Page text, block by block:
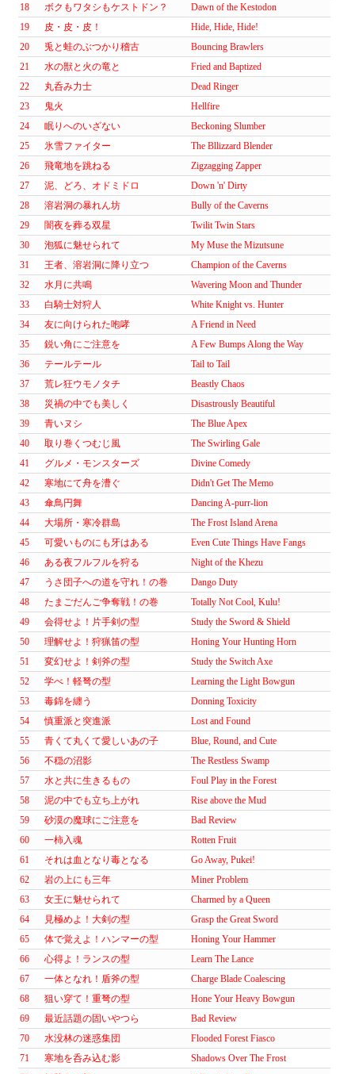
18
ボクもワタシもケストドン？
Dawn of the Kestodon
19
皮・皮・皮！
Hide, Hide, Hide!
20
兎と蛙のぶつかり稽古
Bouncing Brawlers
21
水の獣と火の竜と
Fried and Baptized
22
丸呑み力士
Dead Ringer
23
鬼火
Hellfire
24
眠りへのいざない
Beckoning Slumber
25
氷雪ファイター
The Bllizzard Blender
26
飛竜地を跳ねる
Zigzagging Zapper
27
泥、どろ、オドミドロ
Down 'n' Dirty
28
溶岩洞の暴れん坊
Bully of the Caverns
29
闇夜を葬る双星
Twilit Twin Stars
30
泡狐に魅せられて
My Muse the Mizutsune
31
王者、溶岩洞に降り立つ
Champion of the Caverns
32
水月に共鳴
Wavering Moon and Thunder
33
白騎士対狩人
White Knight vs. Hunter
34
友に向けられた咆哮
A Friend in Need
35
鋭い角にご注意を
A Few Bumps Along the Way
36
テールテール
Tail to Tail
37
荒レ狂ウモノタチ
Beastly Chaos
38
災禍の中でも美しく
Disastrously Beautiful
39
青いヌシ
The Blue Apex
40
取り巻くつむじ風
The Swirling Gale
41
グルメ・モンスターズ
Divine Comedy
42
寒地にて舟を漕ぐ
Didn't Get The Memo
43
傘鳥円舞
Dancing A-purr-lion
44
大場所・寒冷群島
The Frost Island Arena
45
可愛いものにも牙はある
Even Cute Things Have Fangs
46
ある夜フルフルを狩る
Night of the Khezu
47
うさ団子への道を守れ！の巻
Dango Duty
48
たまごだんご争奪戦！の巻
Totally Not Cool, Kulu!
49
会得せよ！片手剣の型
Study the Sword & Shield
50
理解せよ！狩猟笛の型
Honing Your Hunting Horn
51
変幻せよ！剣斧の型
Study the Switch Axe
52
学べ！軽弩の型
Learning the Light Bowgun
53
毒錦を纏う
Donning Toxicity
54
慎重派と突進派
Lost and Found
55
青くて丸くて愛しいあの子
Blue, Round, and Cute
56
不穏の沼影
The Restless Swamp
57
水と共に生きるもの
Foul Play in the Forest
58
泥の中でも立ち上がれ
Rise above the Mud
59
砂漠の魔球にご注意を
Bad Review
60
一柿入魂
Rotten Fruit
61
それは血となり毒となる
Go Away, Pukei!
62
岩の上にも三年
Miner Problem
63
女王に魅せられて
Charmed by a Queen
64
見極めよ！大剣の型
Grasp the Great Sword
65
体で覚えよ！ハンマーの型
Honing Your Hammer
66
心得よ！ランスの型
Learn The Lance
67
一体となれ！盾斧の型
Charge Blade Coalescing
68
狙い穿て！重弩の型
Hone Your Heavy Bowgun
69
最近話題の固いやつら
Bad Review
70
水没林の迷惑集団
Flooded Forest Fiasco
71
寒地を呑み込む影
Shadows Over The Frost